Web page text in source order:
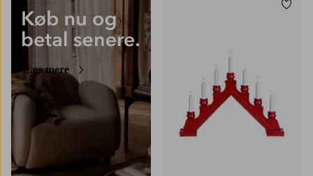
Læs mere